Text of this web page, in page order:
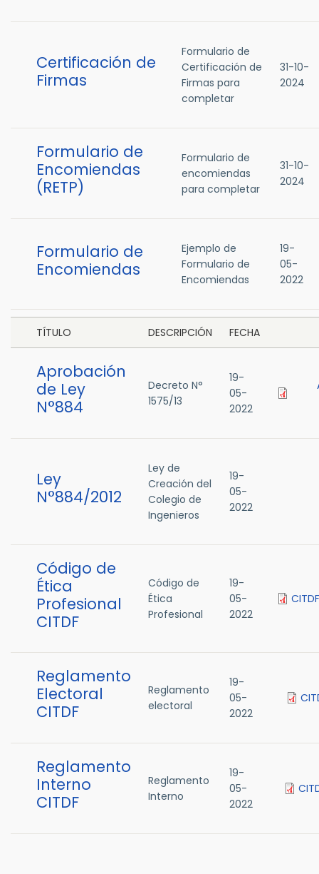
Certificación de
Firmas
Formulario de
Certificación de
Firmas para
completar
31-10-
2024
Formulario de
Encomiendas
(RETP)
Formulario de
encomiendas
para completar
31-10-
2024
Formulario de
Encomiendas
Ejemplo de
Formulario de
Encomiendas
19-
05-
2022
TÍTULO DESCRIPCIÓN FECHA
Aprobación
de Ley
N°884
Decreto N°
1575/13
19-
05-
2022
Ley
N°884/2012
Ley de
Creación del
Colegio de
Ingenieros
19-
05-
2022
Código de
Ética
Profesional
CITDF
Código de
Ética
Profesional
19-
05-
2022
Reglamento
Electoral
CITDF
Reglamento
electoral
19-
05-
2022
Reglamento
Interno
CITDF
Reglamento
Interno
19-
05-
2022